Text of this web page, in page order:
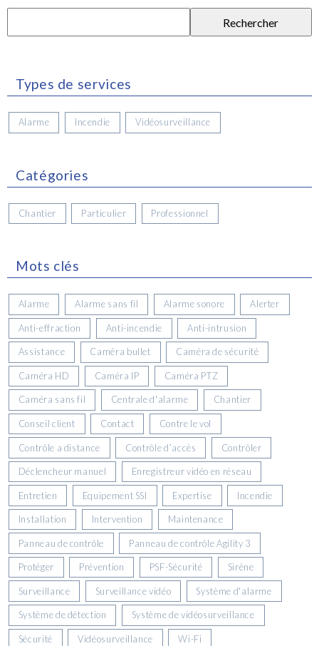
Types de services
Alarme Incendie Vidéosurveillance
Catégories
Chantier Particulier Professionnel
Mots clés
Alarme Alarme sans fil Alarme sonore Alerter
Anti-effraction Anti-incendie Anti-intrusion
Assistance Caméra bullet Caméra de sécurité
Caméra HD Caméra IP Caméra PTZ
Caméra sans fil Centrale d'alarme Chantier
Conseil client Contact Contre le vol
Contrôle a distance Contrôle d’accès Contrôler
Déclencheur manuel Enregistreur vidéo en réseau
Entretien Equipement SSI Expertise Incendie
Installation Intervention Maintenance
Panneau de contrôle Panneau de contrôle Agility 3
Protéger Prévention PSF-Sécurité Sirène
Surveillance Surveillance vidéo Système d'alarme
Système de détection Système de vidéosurveillance
Sécurité Vidéosurveillance Wi-Fi